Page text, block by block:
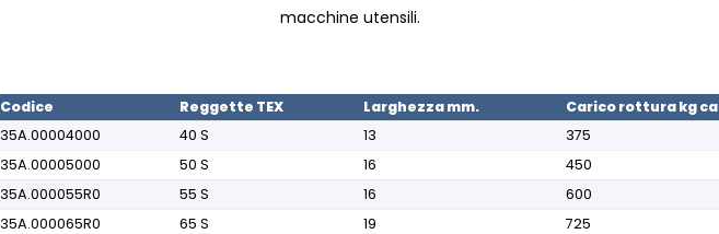
macchine utensili.
Codice Reggette TEX Larghezza mm. Carico rottura kg ca
35A.00004000
40 S 13 375
35A.00005000
50 S 16 450
35A.000055R0
55 S 16 600
35A.000065R0
65 S 19 725